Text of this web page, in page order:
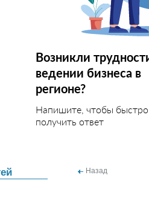
Возникли
ведении бизнеса в
регионе?
Напишите, чтобы быстро
получить ответ
Назад